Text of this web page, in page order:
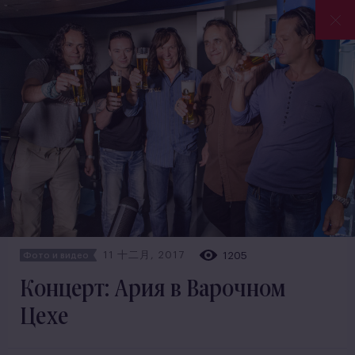
11 十二月, 2017 1205
Концерт: Ария в Варочном
Цехе